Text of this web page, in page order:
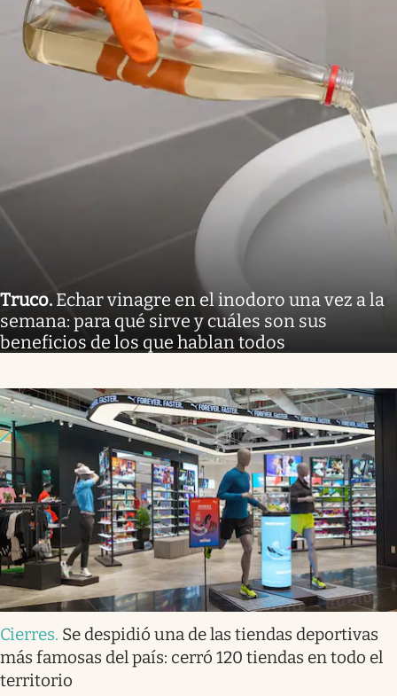
Truco. Echar vinagre en el inodoro una vez a la
semana: para qué sirve y cuáles son sus
beneficios de los que hablan todos
Cierres. Se despidió una de las tiendas deportivas
más famosas del país: cerró 120 tiendas en todo el
territorio